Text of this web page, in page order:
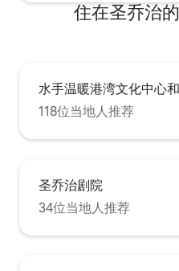
住在圣乔治
水手温暖港湾文化中心
118位当地人推荐
圣乔治剧院
34位当地人推荐